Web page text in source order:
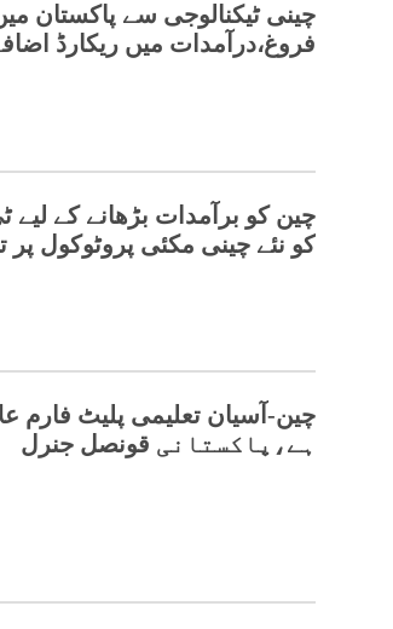
چینی ٹیکنالوجی سے پاکستان
فروغ،درآمدات میں ریکارڈ
چین کو برآمدات بڑھانے کے
کو نئے چینی مکئی پروٹوکول پر
چین-آسیان تعلیمی پلیٹ فارم
ہے،پاکستانی قونصل جنرل